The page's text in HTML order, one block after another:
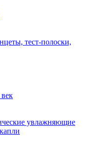
тест-полоски,
увлажняющие